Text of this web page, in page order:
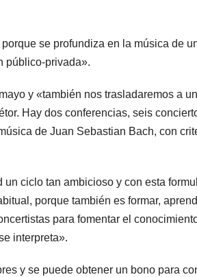
se profundiza en la música de
público-privada».
y «también nos trasladaremos a
Hay dos conferencias, seis
de Juan Sebastian Bach, con
ciclo tan ambicioso y con esta
porque también es formar,
para fomentar el
interpreta».
y se puede obtener un bono para